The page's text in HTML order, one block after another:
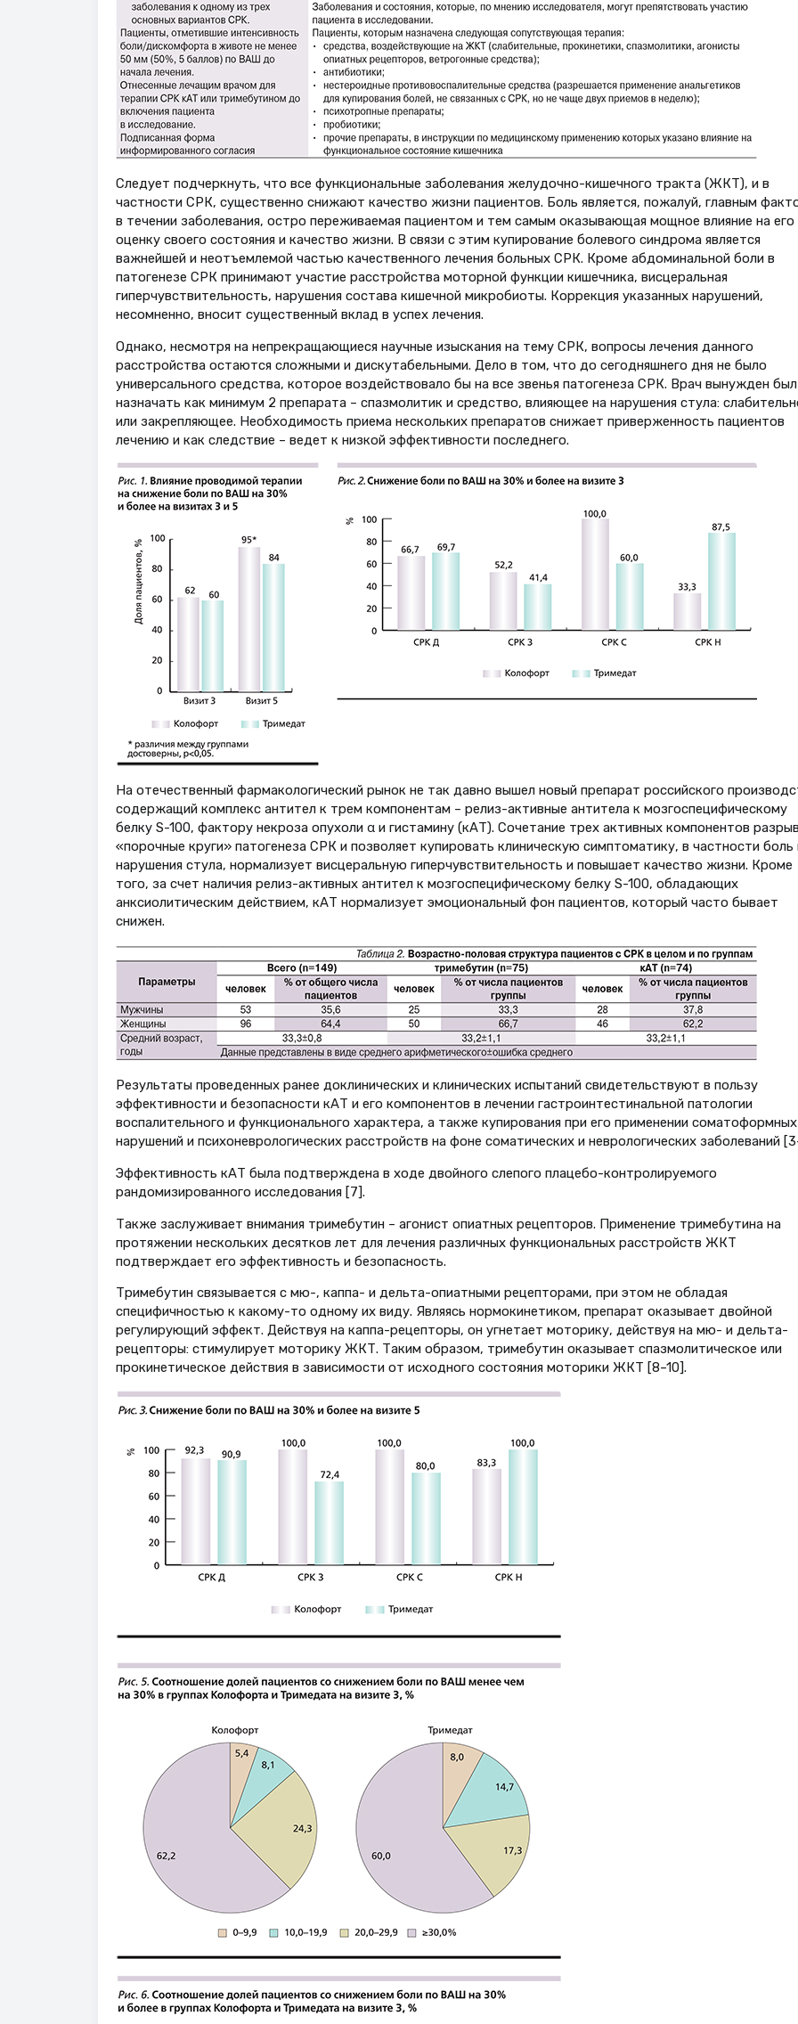
Следует подчеркнуть, что все функциональные заболевания желудочно-кишечного тракта (ЖКТ), и в
частности СРК, существенно снижают качество жизни пациентов. Боль является, пожалуй, главным
в течении заболевания, остро переживаемая пациентом и тем самым оказывающая мощное влияние на его
оценку своего состояния и качество жизни. В связи с этим купирование болевого синдрома является
важнейшей и неотъемлемой частью качественного лечения больных СРК. Кроме абдоминальной боли в
патогенезе СРК принимают участие расстройства моторной функции кишечника, висцеральная
гиперчувствительность, нарушения состава кишечной микробиоты. Коррекция указанных нарушений,
несомненно, вносит существенный вклад в успех лечения.
Однако, несмотря на непрекращающиеся научные изыскания на тему СРК, вопросы лечения данного
расстройства остаются сложными и дискутабельными. Дело в том, что до сегодняшнего дня не было
универсального средства, которое воздействовало бы на все звенья патогенеза СРК. Врач вынужден был
назначать как минимум 2 препарата – спазмолитик и средство, влияющее на нарушения стула:
или закрепляющее. Необходимость приема нескольких препаратов снижает приверженность пациентов
лечению и как следствие – ведет к низкой эффективности последнего.
На отечественный фармакологический рынок не так давно вышел новый препарат российского
содержащий комплекс антител к трем компонентам – релиз-активные антитела к мозгоспецифическому
белку S-100, фактору некроза опухоли α и гистамину (кАТ). Сочетание трех активных компонентов
«порочные круги» патогенеза СРК и позволяет купировать клиническую симптоматику, в частности боль
нарушения стула, нормализует висцеральную гиперчувствительность и повышает качество жизни. Кроме
того, за счет наличия релиз-активных антител к мозгоспецифическому белку S-100, обладающих
анксиолитическим действием, кАТ нормализует эмоциональный фон пациентов, который часто бывает
снижен.
Результаты проведенных ранее доклинических и клинических испытаний свидетельствуют в пользу
эффективности и безопасности кАТ и его компонентов в лечении гастроинтестинальной патологии
воспалительного и функционального характера, а также купирования при его применении соматоформных
нарушений и психоневрологических расстройств на фоне соматических и неврологических заболеваний
Эффективность кАТ была подтверждена в ходе двойного слепого плацебо-контролируемого
рандомизированного исследования [7].
Также заслуживает внимания тримебутин – агонист опиатных рецепторов. Применение тримебутина на
протяжении нескольких десятков лет для лечения различных функциональных расстройств ЖКТ
подтверждает его эффективность и безопасность.
Тримебутин связывается с мю-, каппа- и дельта-опиатными рецепторами, при этом не обладая
специфичностью к какому-то одному их виду. Являясь нормокинетиком, препарат оказывает двойной
регулирующий эффект. Действуя на каппа-рецепторы, он угнетает моторику, действуя на мю- и дельта-
рецепторы: стимулирует моторику ЖКТ. Таким образом, тримебутин оказывает спазмолитическое или
прокинетическое действия в зависимости от исходного состояния моторики ЖКТ [8–10].